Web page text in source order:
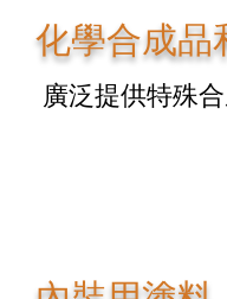
化學合成品
廣泛提供特殊